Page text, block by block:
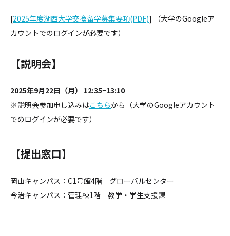
[2025年度湖西大学交換留学募集要項(PDF)] （大学のGoogleア
カウントでのログインが必要です）
【説明会】
2025年9月22日（月） 12:35~13:10
※説明会参加申し込みはこちらから（大学のGoogleアカウント
でのログインが必要です）
【提出窓口】
岡山キャンパス：C1号館4階 グローバルセンター
今治キャンパス：管理棟1階 教学・学生支援課